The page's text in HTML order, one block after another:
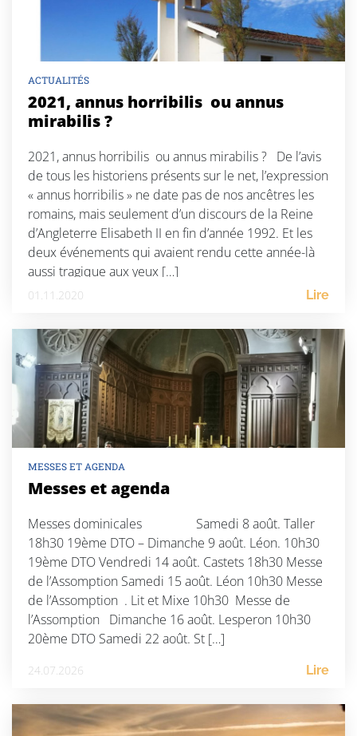
ACTUALITÉS
2021, annus horribilis ou annus
mirabilis ?
2021, annus horribilis ou annus mirabilis ? De l’avis
de tous les historiens présents sur le net, l’expression
« annus horribilis » ne date pas de nos ancêtres les
romains, mais seulement d’un discours de la Reine
d’Angleterre Elisabeth II en fin d’année 1992. Et les
deux événements qui avaient rendu cette année-là
aussi tragique aux yeux […]
01.11.2020 Lire
MESSES ET AGENDA
Messes et agenda
Messes dominicales Samedi 8 août. Taller
18h30 19ème DTO – Dimanche 9 août. Léon. 10h30
19ème DTO Vendredi 14 août. Castets 18h30 Messe
de l’Assomption Samedi 15 août. Léon 10h30 Messe
de l’Assomption . Lit et Mixe 10h30 Messe de
l’Assomption Dimanche 16 août. Lesperon 10h30
20ème DTO Samedi 22 août. St […]
24.07.2026 Lire